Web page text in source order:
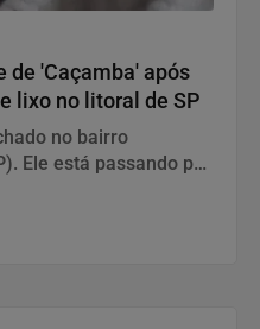
de 'Caçamba' após
lixo no litoral de SP
no bairro
Ele está passando por